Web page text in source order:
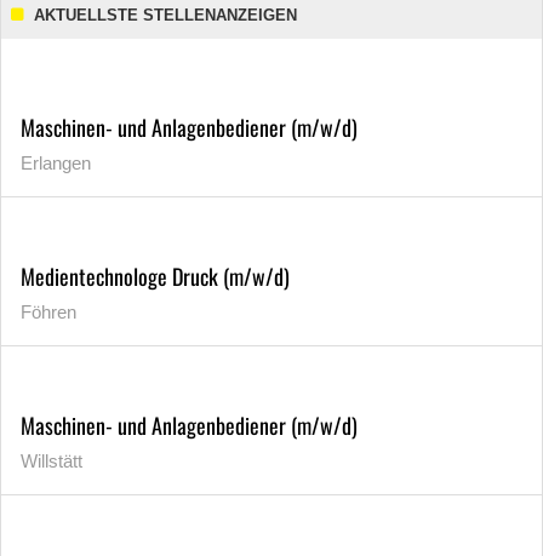
AKTUELLSTE STELLENANZEIGEN
Maschinen- und Anlagenbediener (m/w/d)
Erlangen
Medientechnologe Druck (m/w/d)
Föhren
Maschinen- und Anlagenbediener (m/w/d)
Willstätt